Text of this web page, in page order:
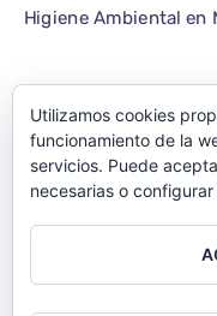
Higiene Ambiental en
©1986
Todos
Utilizamos cookies
funcionamiento de la
servicios. Puede
necesarias o